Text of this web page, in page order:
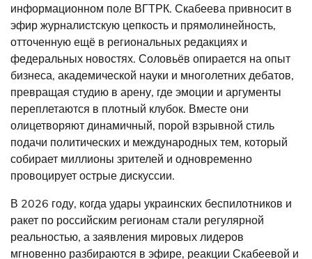
информационном поле ВГТРК. Скабеева привносит в
эфир журналистскую цепкость и прямолинейность,
отточенную ещё в региональных редакциях и
федеральных новостях. Соловьёв опирается на опыт
бизнеса, академической науки и многолетних дебатов,
превращая студию в арену, где эмоции и аргументы
переплетаются в плотный клубок. Вместе они
олицетворяют динамичный, порой взрывной стиль
подачи политических и международных тем, который
собирает миллионы зрителей и одновременно
провоцирует острые дискуссии.
В 2026 году, когда удары украинских беспилотников и
ракет по российским регионам стали регулярной
реальностью, а заявления мировых лидеров
мгновенно разбираются в эфире, реакции Скабеевой и